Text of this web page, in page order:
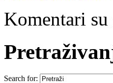
Komentari
Search for: